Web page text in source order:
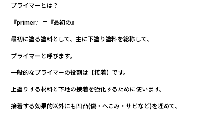
プライマーとは？
『primer』＝『最初の』
最初に塗る塗料として、主に下塗り塗料を総称して、
プライマーと呼びます。
一般的なプライマーの役割は【接着】です。
上塗りする材料と下地の接着を強化するために使います。
接着する効果的以外にも凹凸(傷・へこみ・サビなど)を埋めて、